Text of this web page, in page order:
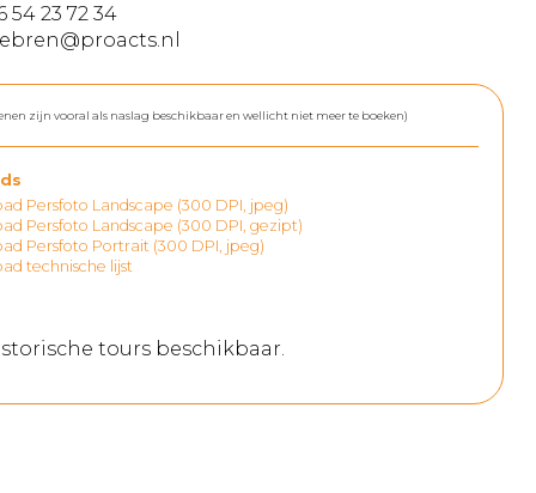
54 23 72 34
zijn vooral als naslag beschikbaar en wellicht niet meer te boeken)
Persfoto Landscape (300 DPI, jpeg)
Persfoto Landscape (300 DPI, gezipt)
Persfoto Portrait (300 DPI, jpeg)
technische lijst
tours beschikbaar.